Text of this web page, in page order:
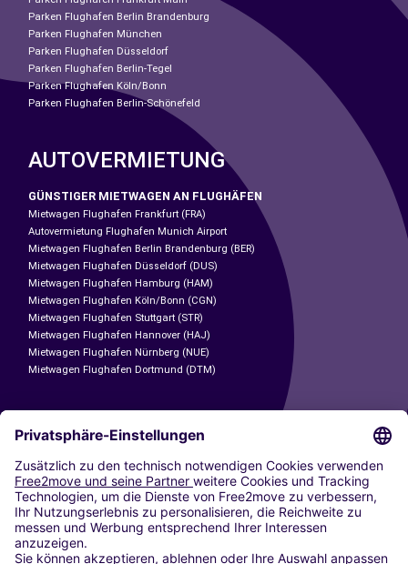
Parken Flughafen Berlin Brandenburg
Parken Flughafen München
Parken Flughafen Düsseldorf
Parken Flughafen Berlin-Tegel
Parken Flughafen Köln/Bonn
Parken Flughafen Berlin-Schönefeld
AUTOVERMIETUNG
GÜNSTIGER MIETWAGEN AN FLUGHÄFEN
Mietwagen Flughafen Frankfurt (FRA)
Autovermietung Flughafen Munich Airport
Mietwagen Flughafen Berlin Brandenburg (BER)
Mietwagen Flughafen Düsseldorf (DUS)
Mietwagen Flughafen Hamburg (HAM)
Mietwagen Flughafen Köln/Bonn (CGN)
Mietwagen Flughafen Stuttgart (STR)
Mietwagen Flughafen Hannover (HAJ)
Mietwagen Flughafen Nürnberg (NUE)
Mietwagen Flughafen Dortmund (DTM)
CARSHARING
UNSERE STÄDTE
Paris
Madrid
Washington DC
Mailand
Rom